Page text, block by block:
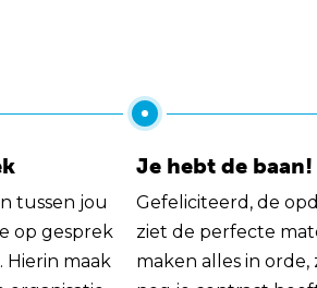
tussen jou
op gesprek
Hierin maak
Je hebt de baan!
Gefeliciteerd, de
ziet de perfecte
maken alles in orde,